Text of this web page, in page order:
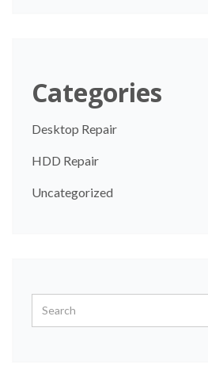
Categories
Desktop Repair
HDD Repair
Uncategorized